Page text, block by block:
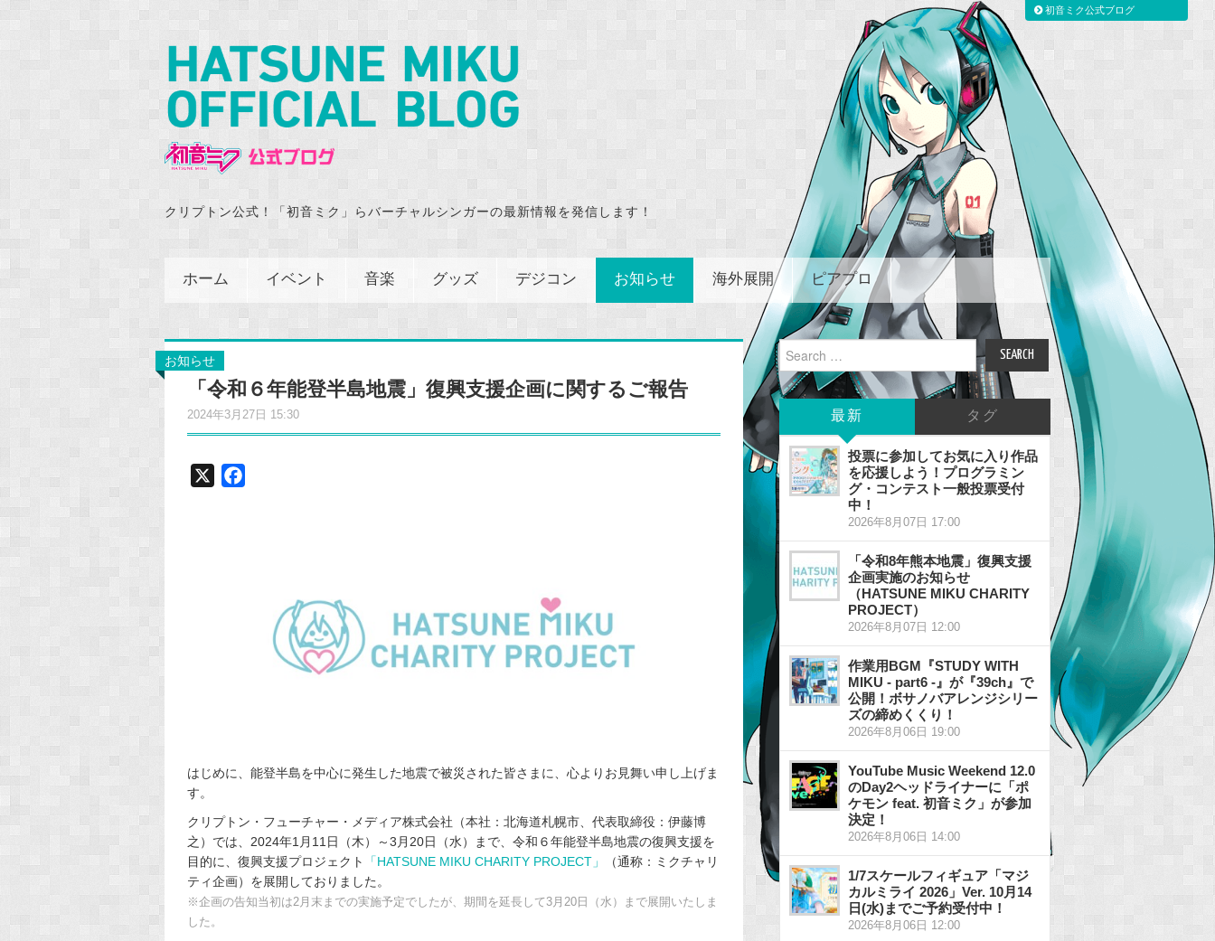
クリプトン公式！「初音ミク」らバーチャルシンガーの最新情報を発信します！
ホーム イベント 音楽 グッズ デジコン お知らせ 海外展開 ピアプロ
お知らせ
「令和６年能登半島地震」復興支援企画に関するご報告
2024年3月27日 15:30
はじめに、能登半島を中心に発生した地震で被災された皆さまに、心よりお見舞い申し上げま
す。
クリプトン・フューチャー・メディア株式会社（本社：北海道札幌市、代表取締役：伊藤博
之）では、2024年1月11日（木）～3月20日（水）まで、令和６年能登半島地震の復興支援を
目的に、復興支援プロジェクト
「HATSUNE MIKU CHARITY PROJECT」
（通称：ミクチャリ
ティ企画）を展開しておりました。
※企画の告知当初は2月末までの実施予定でしたが、期間を延長して3月20日（水）まで展開いたしま
した。
Search
for:
最新 タグ
投票に参加してお気に入り作品
を応援しよう！プログラミン
グ・コンテスト一般投票受付
中！
2026年8月07日 17:00
「令和8年熊本地震」復興支援
企画実施のお知らせ
（HATSUNE MIKU CHARITY
PROJECT）
2026年8月07日 12:00
作業用BGM『STUDY WITH
MIKU - part6 -』が『39ch』で
公開！ボサノバアレンジシリー
ズの締めくくり！
2026年8月06日 19:00
YouTube Music Weekend 12.0
のDay2ヘッドライナーに「ポ
ケモン feat. 初音ミク」が参加
決定！
2026年8月06日 14:00
1/7スケールフィギュア「マジ
カルミライ 2026」Ver. 10月14
日(水)までご予約受付中！
2026年8月06日 12:00
初音ミク公式ブログ